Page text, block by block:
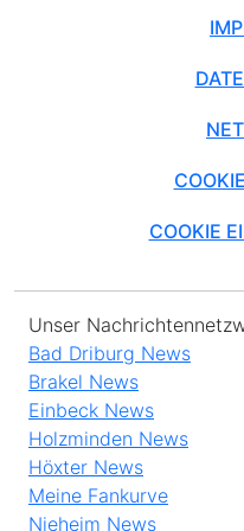
COOKIE
Unser
Bad Driburg News
Brakel News
Einbeck News
Holzminden News
Höxter News
Meine Fankurve
Nieheim News